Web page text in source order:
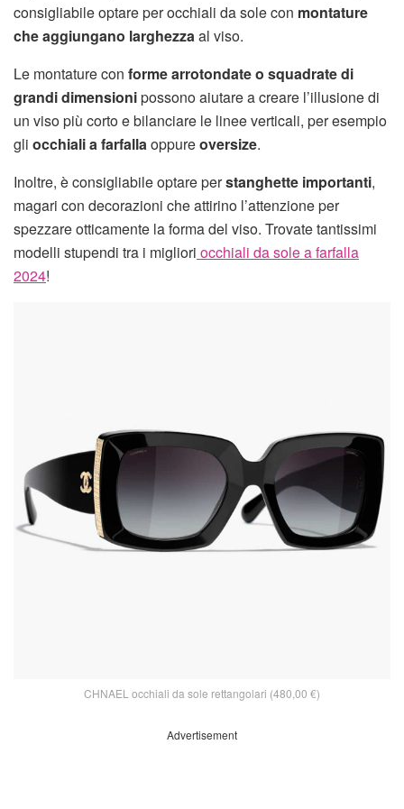
consigliabile optare per occhiali da sole con montature
che aggiungano larghezza al viso.
Le montature con forme arrotondate o squadrate di
grandi dimensionipossono aiutare a creare l’illusione di
un viso più corto e bilanciare le linee verticali, per esempio
gli occhiali a farfalla oppureoversize.
Inoltre, è consigliabile optare perstanghette importanti,
magari con decorazioni che attirino l’attenzione per
spezzare otticamente la forma del viso. Trovate tantissimi
modelli stupendi tra i migliori occhiali da sole a farfalla
2024!
CHNAEL occhiali da sole rettangolari (480,00 €)
Advertisement